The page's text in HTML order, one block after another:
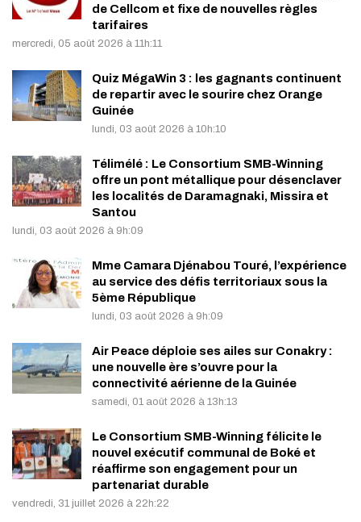
de Cellcom et fixe de nouvelles règles
tarifaires
mercredi, 05 août 2026 à 11h:11
Quiz MégaWin 3 : les gagnants continuent
de repartir avec le sourire chez Orange
Guinée
lundi, 03 août 2026 à 10h:10
Télimélé : Le Consortium SMB-Winning
offre un pont métallique pour désenclaver
les localités de Daramagnaki, Missira et
Santou
lundi, 03 août 2026 à 9h:09
Mme Camara Djénabou Touré, l’expérience
au service des défis territoriaux sous la
5ème République
lundi, 03 août 2026 à 9h:09
Air Peace déploie ses ailes sur Conakry :
une nouvelle ère s’ouvre pour la
connectivité aérienne de la Guinée
samedi, 01 août 2026 à 13h:13
Le Consortium SMB-Winning félicite le
nouvel exécutif communal de Boké et
réaffirme son engagement pour un
partenariat durable
vendredi, 31 juillet 2026 à 22h:22